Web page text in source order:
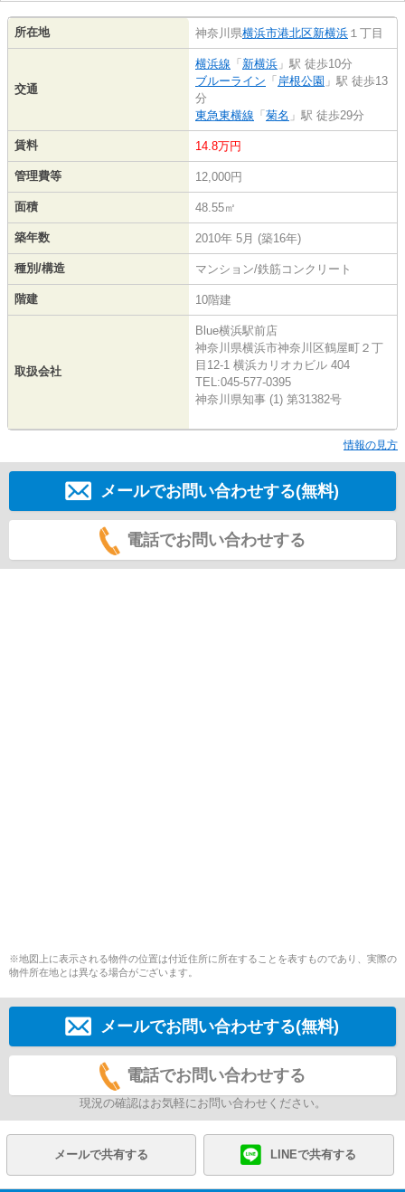
所在地 神奈川県横浜市港北区新横浜 １丁目
交通
横浜線 「 新横浜 」駅 徒歩10分
ブルーライン 「 岸根公園 」駅 徒歩13
分
東急東横線 「 菊名 」駅 徒歩29分
賃料 14.8万円
管理費等 12,000円
面積 48.55㎡
築年数 2010年 5月 (築16年)
種別/構造 マンション/鉄筋コンクリート
階建 10階建
取扱会社
Blue横浜駅前店
神奈川県横浜市神奈川区鶴屋町２丁
目12-1 横浜カリオカビル 404
TEL:045-577-0395
神奈川県知事 (1) 第31382号
情報の見方
メールでお問い合わせする(無料)
電話でお問い合わせする
※地図上に表示される物件の位置は付近住所に所在することを表すものであり、実際の
物件所在地とは異なる場合がございます。
メールでお問い合わせする(無料)
電話でお問い合わせする
現況の確認はお気軽にお問い合わせください。
メールで共有する LINEで共有する